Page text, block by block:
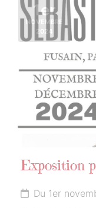
1er
NOVEMBRE
2024
Exposition
Du 1er